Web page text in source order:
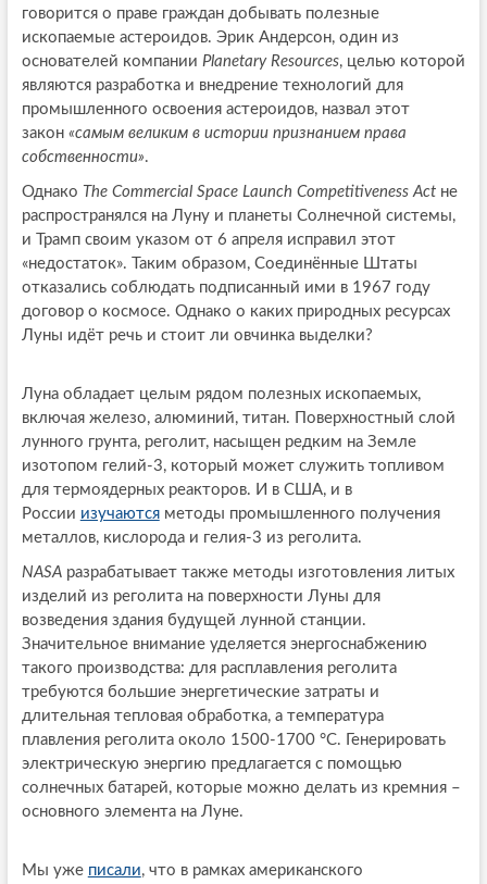
говорится о праве граждан добывать полезные
ископаемые астероидов. Эрик Андерсон, один из
основателей компании Planetary Resources, целью которой
являются разработка и внедрение технологий для
промышленного освоения астероидов, назвал этот
закон «самым великим в истории признанием права
собственности».
Однако The Commercial Space Launch Competitiveness Act не
распространялся на Луну и планеты Солнечной системы,
и Трамп своим указом от 6 апреля исправил этот
«недостаток». Таким образом, Соединённые Штаты
отказались соблюдать подписанный ими в 1967 году
договор о космосе. Однако о каких природных ресурсах
Луны идёт речь и стоит ли овчинка выделки?
Луна обладает целым рядом полезных ископаемых,
включая железо, алюминий, титан. Поверхностный слой
лунного грунта, реголит, насыщен редким на Земле
изотопом гелий-3, который может служить топливом
для термоядерных реакторов. И в США, и в
России изучаютсяметоды промышленного получения
металлов, кислорода и гелия-3 из реголита.
NASAразрабатывает также методы изготовления литых
изделий из реголита на поверхности Луны для
возведения здания будущей лунной станции.
Значительное внимание уделяется энергоснабжению
такого производства: для расплавления реголита
требуются большие энергетические затраты и
длительная тепловая обработка, а температура
плавления реголита около 1500-1700 °С. Генерировать
электрическую энергию предлагается с помощью
солнечных батарей, которые можно делать из кремния –
основного элемента на Луне.
Мы уже писали, что в рамках американского